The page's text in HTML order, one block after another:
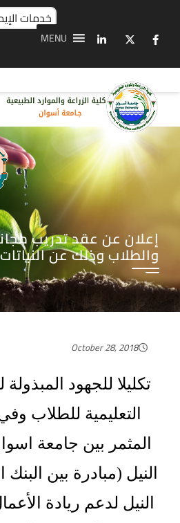
خدمات
MENU
إعلان عن عقد تدريب
والطلاب وذلك عن
October 28, 2018
تكليلا للجهود المبذولة
التعليمية للطلاب
المثمر بين جامعة
النيل (مبادرة بين
النيل لدعم ريادة